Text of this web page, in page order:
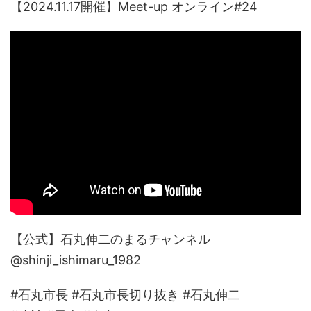
【2024.11.17開催】Meet-up オンライン#24
【公式】石丸伸二のまるチャンネル
@shinji_ishimaru_1982
#石丸市長 #石丸市長切り抜き #石丸伸二